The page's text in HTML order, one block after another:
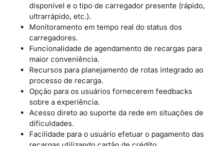
disponível e o tipo de carregador presente (rápido,
ultrarrápido, etc.).
Monitoramento em tempo real do status dos
carregadores.
Funcionalidade de agendamento de recargas para
maior conveniência.
Recursos para planejamento de rotas integrado ao
processo de recarga.
Opção para os usuários fornecerem feedbacks
sobre a experiência.
Acesso direto ao suporte da rede em situações de
dificuldades.
Facilidade para o usuário efetuar o pagamento das